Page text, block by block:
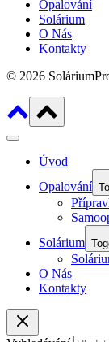
Opalování
Solárium
O Nás
Kontakty
© 2026
Úvod
Opalování
Solárium
O Nás
Kontakty